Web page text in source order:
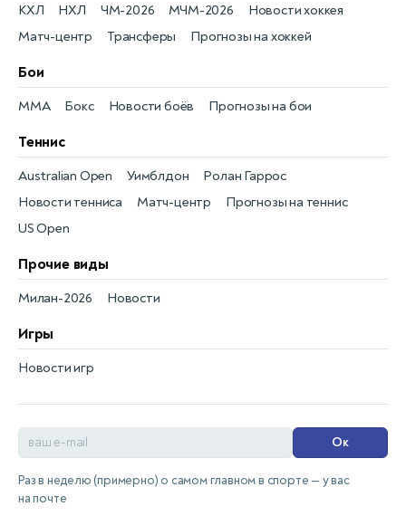
Новости хоккея
КХЛ
Матч-центр
НХЛ
Трансферы
ЧМ-2026
Прогнозы на хоккей
МЧМ-2026
Бои
Новости боёв
MMA Прогнозы на бои
Бокс
Теннис
Новости тенниса
Australian Open
Матч-центр
Уимблдон
Прогнозы на теннис
Ролан Гаррос
US Open
Прочие виды
Новости
Милан-2026
Игры
Новости игр
Ок
Раз в неделю (примерно) о самом главном в спорте — у вас
на почте